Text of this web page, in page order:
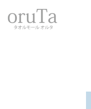
トップページ